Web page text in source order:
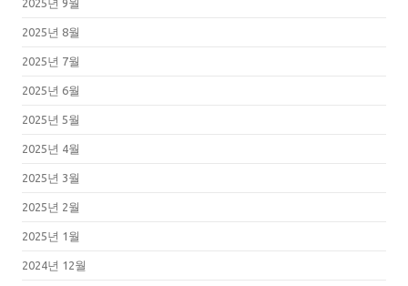
2025년 9월
2025년 8월
2025년 7월
2025년 6월
2025년 5월
2025년 4월
2025년 3월
2025년 2월
2025년 1월
2024년 12월